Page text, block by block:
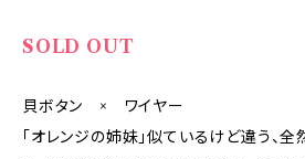
SOLD OUT
貝ボタン × ワイヤー
「オレンジの姉妹」似ているけど違う、